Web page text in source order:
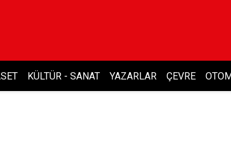
KÜLTÜR - SANAT YAZARLAR ÇEVRE